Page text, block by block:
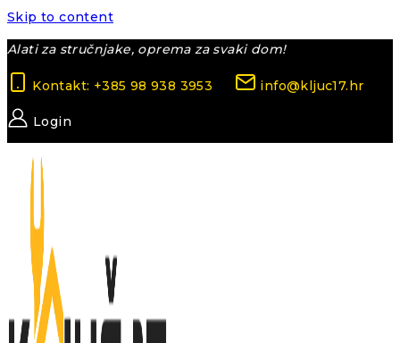
Skip to content
Alati za stručnjake, oprema za svaki dom!
Kontakt: +385 98 938 3953 info@kljuc17.hr
Login